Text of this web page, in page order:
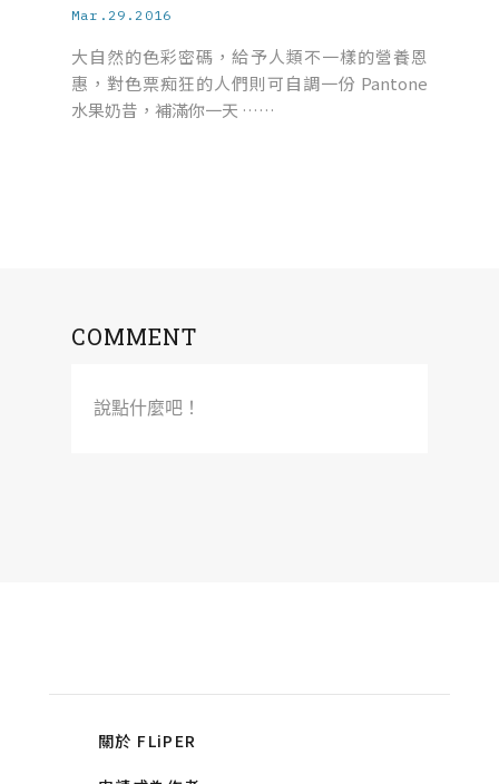
Mar.29.2016
大自然的色彩密碼，給予人類不一樣的營養恩
惠，對色票痴狂的人們則可自調一份 Pantone
水果奶昔，補滿你一天 ……
COMMENT
說點什麼吧！
關於 FLiPER